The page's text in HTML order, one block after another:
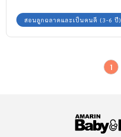
สติขาดสอนลูกฉลาดและเป็นคนดี (3-6 ปี)
1